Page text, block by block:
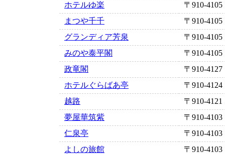
ホテルゆ楽
〒910-4105
まつや千千
〒910-4105
グランディア芳泉
〒910-4105
みのや泰平閣
〒910-4105
政竜閣
〒910-4127
ホテルぐらばあ亭
〒910-4124
越路
〒910-4121
夢屋華筑紫
〒910-4103
仁泉亭
〒910-4103
よしの旅館
〒910-4103